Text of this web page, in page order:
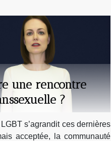
une rencontre
?
s’agrandit ces dernières
acceptée, la communauté